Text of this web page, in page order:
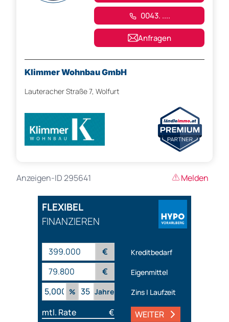
0043. ....
Anfragen
Klimmer Wohnbau GmbH
Lauteracher Straße 7, Wolfurt
Anzeigen-ID 295641 Melden
FLEXIBEL
FINANZIEREN
€ Kreditbedarf
€
Eigenmittel
%
Jahre Zins | Laufzeit
mtl. Rate € WEITER